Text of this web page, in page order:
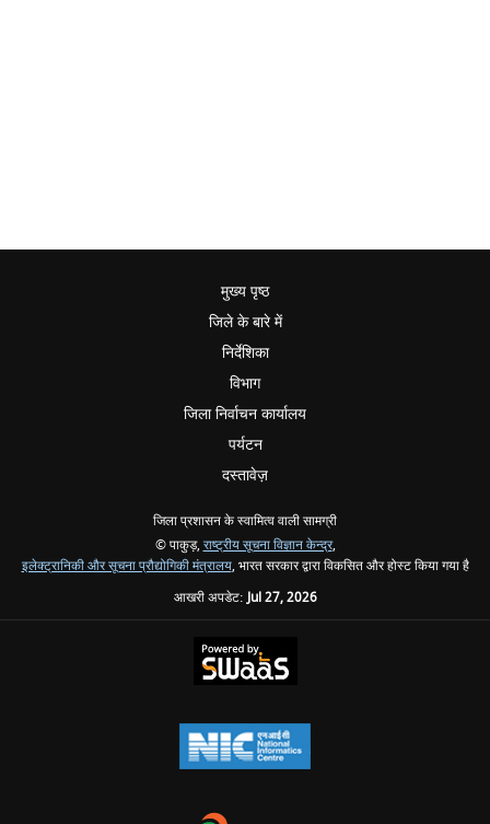
मुख्य पृष्ठ
जिले के बारे में
निर्देशिका
विभाग
जिला निर्वाचन कार्यालय
पर्यटन
दस्तावेज़
जिला प्रशासन के स्वामित्व वाली सामग्री
© पाकुड़, राष्ट्रीय सूचना विज्ञान केन्द्र,
इलेक्ट्रानिकी और सूचना प्रौद्योगिकी मंत्रालय, भारत सरकार द्वारा विकसित और होस्ट किया गया है
आखरी अपडेट:Jul 27, 2026